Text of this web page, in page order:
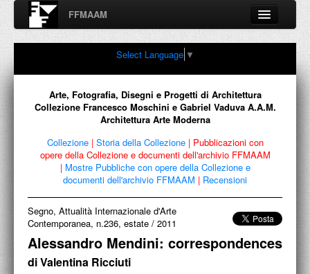
FFMAAM
Fondo Francesco Moschini
A.A.M. Architettura Arte Moderna
Percorsi, nodi, sconfinamenti e contaminazioni tra Arte,
FFMAAM
FRANCESCO MOSCHINI
PUBBLICAZIONI
CONFERENZE
VIDEO
Select Language ▼
Arte, Fotografia, Disegni e Progetti di Architettura
Collezione Francesco Moschini e Gabriel Vaduva A.A.M.
Architettura Arte Moderna
Collezione | Storia della Collezione | Pubblicazioni con
opere della Collezione e documenti dell'archivio FFMAAM
| Mostre Pubbliche con opere della Collezione e
documenti dell'archivio FFMAAM | Recensioni
Segno, Attualità Internazionale d'Arte
Contemporanea, n.236, estate / 2011
Alessandro Mendini: correspondences
di Valentina Ricciuti